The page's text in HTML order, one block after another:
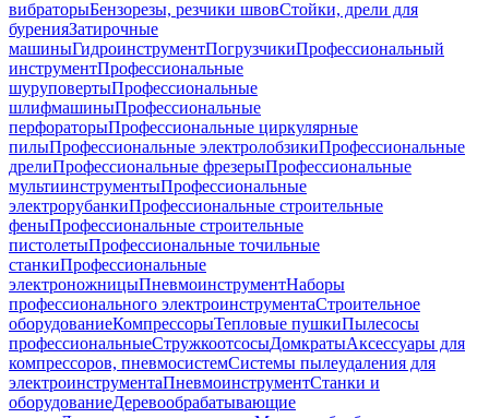
вибраторыБензорезы, резчики швовСтойки, дрели для
буренияЗатирочные
машиныГидроинструментПогрузчикиПрофессиональный
инструментПрофессиональные
шуруповертыПрофессиональные
шлифмашиныПрофессиональные
перфораторыПрофессиональные циркулярные
пилыПрофессиональные электролобзикиПрофессиональные
дрелиПрофессиональные фрезерыПрофессиональные
мультиинструментыПрофессиональные
электрорубанкиПрофессиональные строительные
феныПрофессиональные строительные
пистолетыПрофессиональные точильные
станкиПрофессиональные
электроножницыПневмоинструментНаборы
профессионального электроинструментаСтроительное
оборудованиеКомпрессорыТепловые пушкиПылесосы
профессиональныеСтружкоотсосыДомкратыАксессуары для
компрессоров, пневмосистемСистемы пылеудаления для
электроинструментаПневмоинструментСтанки и
оборудованиеДеревообрабатывающие